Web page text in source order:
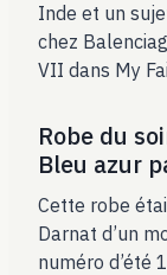
Inde et un
chez
VII dans My
Robe du
Bleu azur
Cette robe
Darnat d’un
numéro d’été